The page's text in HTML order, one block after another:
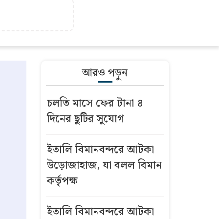
আরও পড়ুন
চলতি মাসে ফের টানা ৪
দিনের ছুটির সুযোগ
ইতালি বিমানবন্দরে আটকা
উড়োজাহাজ, যা বলল বিমান
কর্তৃপক্ষ
ইতালি বিমানবন্দরে আটকা